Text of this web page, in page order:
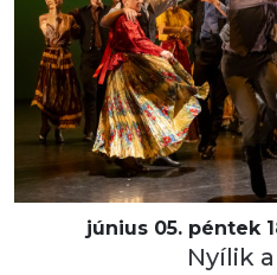
június 05. péntek
Nyílik